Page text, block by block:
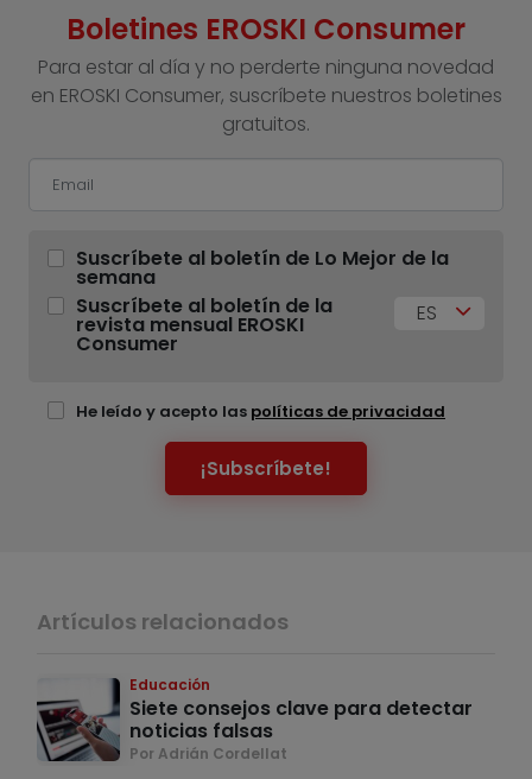
Boletines EROSKI Consumer
Para estar al día y no perderte ninguna novedad
en EROSKI Consumer, suscríbete nuestros boletines
gratuitos.
Suscríbete al boletín de Lo Mejor de la
semana
Suscríbete al boletín de la
revista mensual EROSKI
Consumer
ES
He leído y acepto las políticas de privacidad
¡Subscríbete!
Artículos relacionados
Educación
Siete consejos clave para detectar
noticias falsas
Por Adrián Cordellat